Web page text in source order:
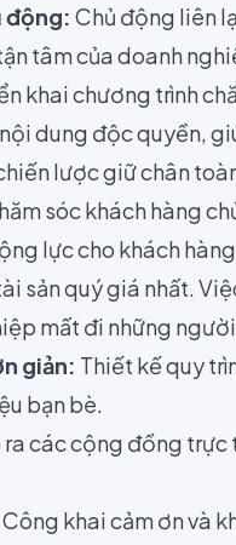
động: Chủ động liên
tâm của doanh
khai chương trình
dung độc quyền,
lược giữ chân
sóc khách hàng
lực cho khách
sản quý giá nhất.
mất đi những
giản: Thiết kế quy
bạn bè.
ra các cộng đồng trực
Công khai cảm ơn và